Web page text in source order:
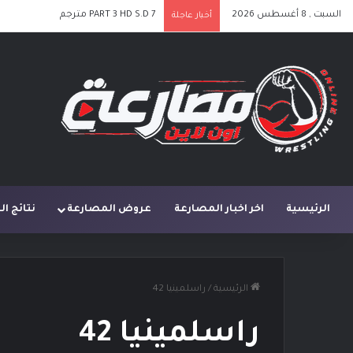
السبت , 8 أغسطس 2026 أخبار عاجلة PART 3 HD S.D 7 مترجم
الرئيسية اخر اخبار المصارعة عروض المصارعة نتائج
الرئيسية / راسلمينيا 42
راسلمينيا 42